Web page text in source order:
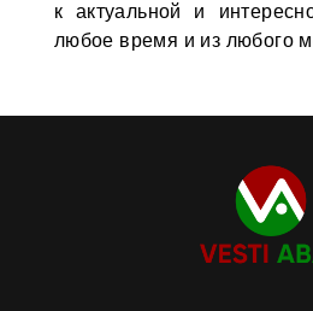
к актуальной и
любое время и из любого